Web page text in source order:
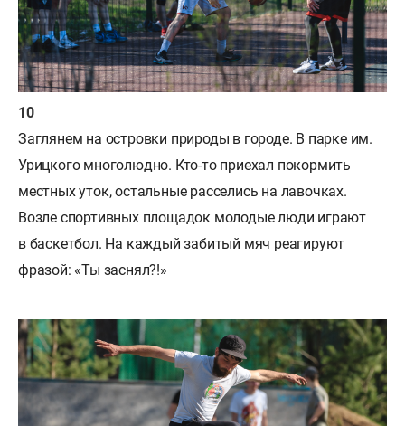
Заглянем на островки природы в городе. В парке им.
Урицкого многолюдно. Кто-то приехал покормить
местных уток, остальные расселись на лавочках.
Возле спортивных площадок молодые люди играют
в баскетбол. На каждый забитый мяч реагируют
фразой: «Ты заснял?!»